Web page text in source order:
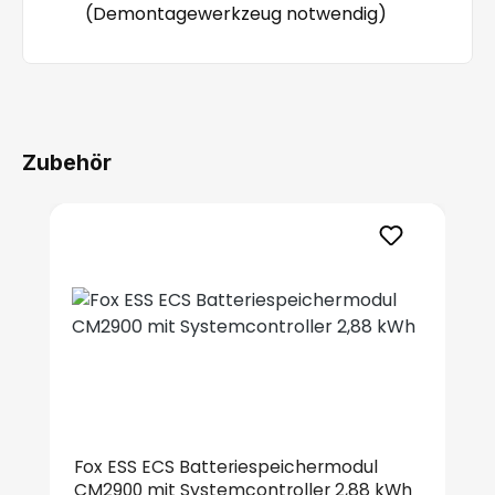
(Demontagewerkzeug notwendig)
Zubehör
Fox ESS ECS Batteriespeichermodul
CM2900 mit Systemcontroller 2,88 kWh